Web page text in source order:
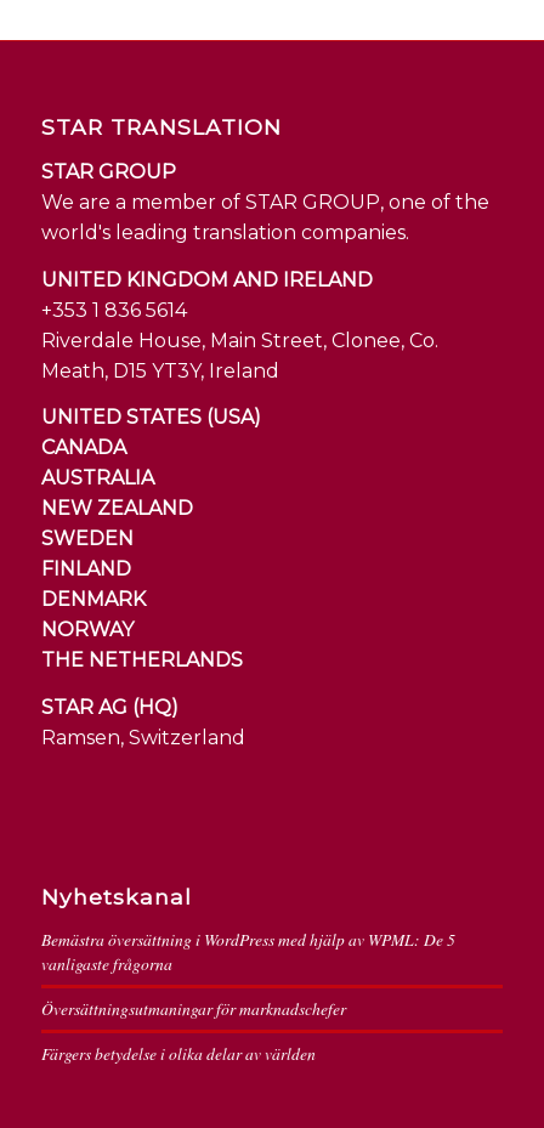
STAR TRANSLATION
STAR GROUP
We are a member of STAR GROUP, one of the
world's leading translation companies.
UNITED KINGDOM AND IRELAND
+353 1 836 5614
Riverdale House, Main Street, Clonee, Co.
Meath, D15 YT3Y, Ireland
UNITED STATES (USA)
CANADA
AUSTRALIA
NEW ZEALAND
SWEDEN
FINLAND
DENMARK
NORWAY
THE NETHERLANDS
STAR AG (HQ)
Ramsen, Switzerland
Nyhetskanal
Bemästra översättning i WordPress med hjälp av WPML: De 5
vanligaste frågorna
Översättningsutmaningar för marknadschefer
Färgers betydelse i olika delar av världen